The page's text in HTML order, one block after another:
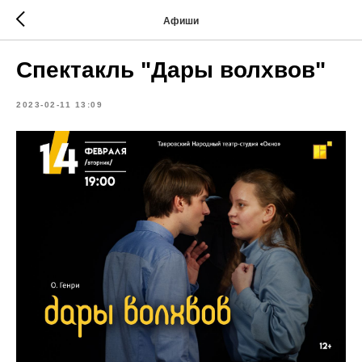
Афиши
Спектакль "Дары волхвов"
2023-02-11 13:09